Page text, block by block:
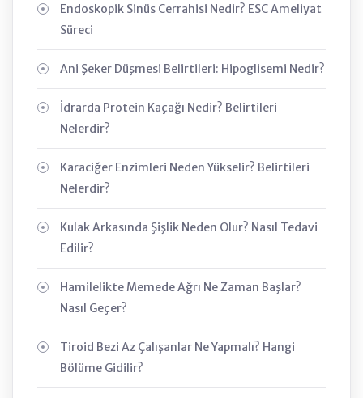
Endoskopik Sinüs Cerrahisi Nedir? ESC Ameliyat
Süreci
Ani Şeker Düşmesi Belirtileri: Hipoglisemi Nedir?
İdrarda Protein Kaçağı Nedir? Belirtileri
Nelerdir?
Karaciğer Enzimleri Neden Yükselir? Belirtileri
Nelerdir?
Kulak Arkasında Şişlik Neden Olur? Nasıl Tedavi
Edilir?
Hamilelikte Memede Ağrı Ne Zaman Başlar?
Nasıl Geçer?
Tiroid Bezi Az Çalışanlar Ne Yapmalı? Hangi
Bölüme Gidilir?